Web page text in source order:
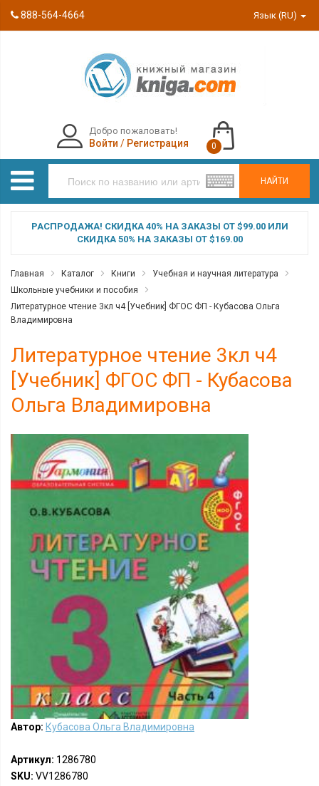
888-564-4664 Язык (RU)
НАЙТИ
Добро пожаловать!
Войти / Регистрация 0
РАСПРОДАЖА! СКИДКА 40% НА ЗАКАЗЫ ОТ $99.00 ИЛИ
СКИДКА 50% НА ЗАКАЗЫ ОТ $169.00
Главная Каталог Книги
Учебная и научная литература
Школьные учебники и пособия
Литературное чтение 3кл ч4 [Учебник] ФГОС ФП - Кубасова Ольга
Владимировна
Литературное чтение 3кл ч4
[Учебник] ФГОС ФП - Кубасова
Ольга Владимировна
Автор: Кубасова Ольга Владимировна
Артикул: 1286780
SKU: VV1286780